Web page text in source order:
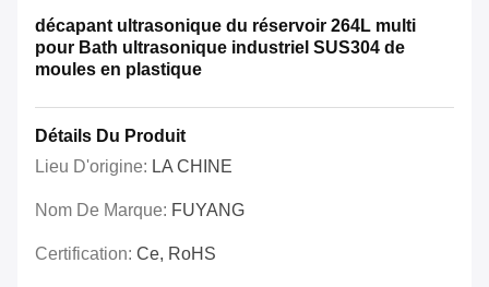
décapant ultrasonique du réservoir 264L multi
pour Bath ultrasonique industriel SUS304 de
moules en plastique
Détails Du Produit
Lieu D'origine: LA CHINE
Nom De Marque: FUYANG
Certification: Ce, RoHS